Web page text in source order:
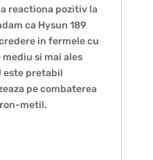
reactiona pozitiv la
ca Hysun 189
in fermele cu
si mai ales
este pretabil
pe combaterea
metil.